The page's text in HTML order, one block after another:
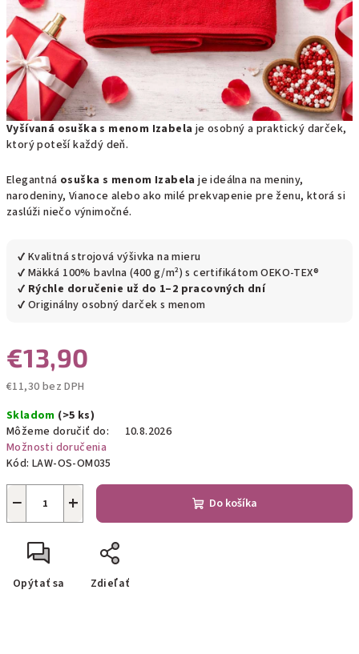
Vyšívaná osuška s menom Izabela je osobný a praktický darček,
ktorý poteší každý deň.
Elegantná osuška s menom Izabela je ideálna na meniny,
narodeniny, Vianoce alebo ako milé prekvapenie pre ženu, ktorá si
zaslúži niečo výnimočné.
✔ Kvalitná strojová výšivka na mieru
✔ Mäkká 100% bavlna (400 g/m²) s certifikátom OEKO-TEX®
✔ Rýchle doručenie už do 1–2 pracovných dní
✔ Originálny osobný darček s menom
€13,90
€11,30 bez DPH
cena:
Skladom (>5 ks)
Môžeme doručiť do:
10.8.2026
Možnosti doručenia
Kód: LAW-OS-OM035
+
− Do košíka
Opýtať sa Zdieľať